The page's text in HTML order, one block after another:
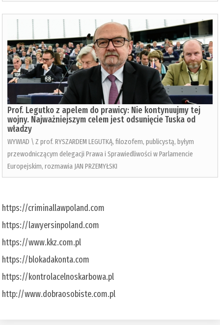
Prof. Legutko z apelem do prawicy: Nie kontynuujmy tej
wojny. Najważniejszym celem jest odsunięcie Tuska od
władzy
WYWIAD \ Z prof. RYSZARDEM LEGUTKĄ, filozofem, publicystą, byłym
przewodniczącym delegacji Prawa i Sprawiedliwości w Parlamencie
Europejskim, rozmawia JAN PRZEMYŁSKI
https://criminallawpoland.com
https://lawyersinpoland.com
https://www.kkz.com.pl
https://blokadakonta.com
https://kontrolacelnoskarbowa.pl
http://www.dobraosobiste.com.pl